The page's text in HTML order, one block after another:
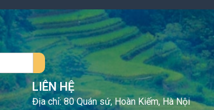
LIÊN HỆ
Địa chỉ: 80 Quán sứ, Hoàn Kiếm, Hà Nội